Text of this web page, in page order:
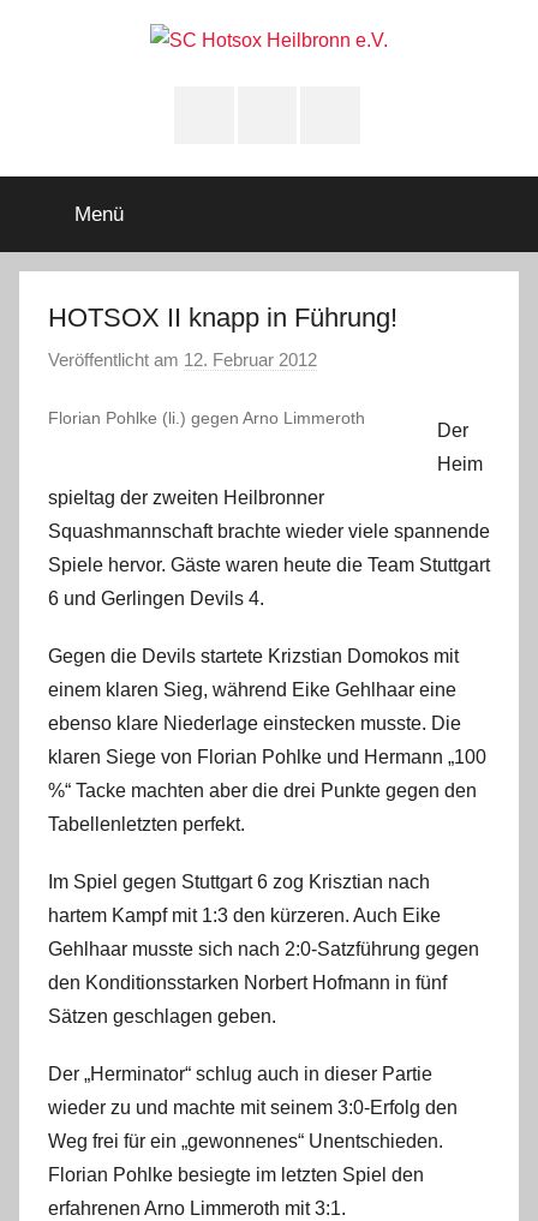
Heilbronn
e.V.
Menü
HOTSOX II knapp in Führung!
Veröffentlicht am 12. Februar 2012
n
Florian Pohlke (li.) gegen Arno Limmeroth
Der
Heim
spieltag der zweiten Heilbronner
Squashmannschaft brachte wieder viele spannende
Spiele hervor. Gäste waren heute die Team Stuttgart
6 und Gerlingen Devils 4.
Gegen die Devils startete Krizstian Domokos mit
einem klaren Sieg, während Eike Gehlhaar eine
ebenso klare Niederlage einstecken musste. Die
klaren Siege von Florian Pohlke und Hermann „100
%“ Tacke machten aber die drei Punkte gegen den
Tabellenletzten perfekt.
Im Spiel gegen Stuttgart 6 zog Krisztian nach
hartem Kampf mit 1:3 den kürzeren. Auch Eike
Gehlhaar musste sich nach 2:0-Satzführung gegen
den Konditionsstarken Norbert Hofmann in fünf
Sätzen geschlagen geben.
Der „Herminator“ schlug auch in dieser Partie
wieder zu und machte mit seinem 3:0-Erfolg den
Weg frei für ein „gewonnenes“ Unentschieden.
Florian Pohlke besiegte im letzten Spiel den
erfahrenen Arno Limmeroth mit 3:1.